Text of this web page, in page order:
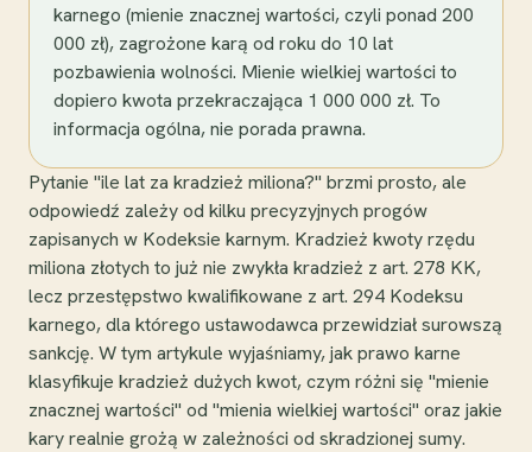
karnego (mienie znacznej wartości, czyli ponad 200
000 zł), zagrożone karą od roku do 10 lat
pozbawienia wolności. Mienie wielkiej wartości to
dopiero kwota przekraczająca 1 000 000 zł. To
informacja ogólna, nie porada prawna.
Pytanie "ile lat za kradzież miliona?" brzmi prosto, ale
odpowiedź zależy od kilku precyzyjnych progów
zapisanych w Kodeksie karnym. Kradzież kwoty rzędu
miliona złotych to już nie zwykła kradzież z art. 278 KK,
lecz przestępstwo kwalifikowane z art. 294 Kodeksu
karnego, dla którego ustawodawca przewidział surowszą
sankcję. W tym artykule wyjaśniamy, jak prawo karne
klasyfikuje kradzież dużych kwot, czym różni się "mienie
znacznej wartości" od "mienia wielkiej wartości" oraz jakie
kary realnie grożą w zależności od skradzionej sumy.